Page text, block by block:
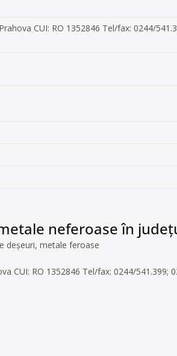
CUI: RO 1352846 Tel/fax: 0244/
neferoase în
deșeuri, metale feroase
CUI: RO 1352846 Tel/fax: 0244/541.399;